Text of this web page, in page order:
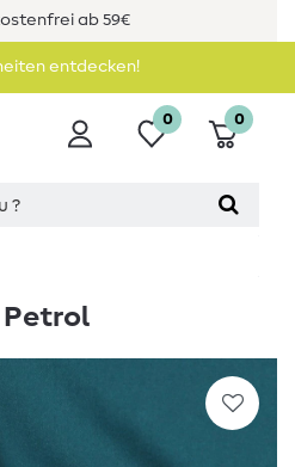
ab 59€
entdecken!
0 0
Petrol